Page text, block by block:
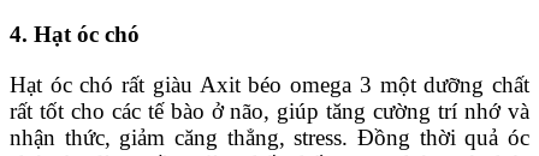
4. Hạt óc chó
Hạt óc chó rất giàu Axit béo omega 3 một dưỡng chất
rất tốt cho các tế bào ở não, giúp tăng cường trí nhớ và
nhận thức, giảm căng thẳng, stress. Đồng thời quả óc